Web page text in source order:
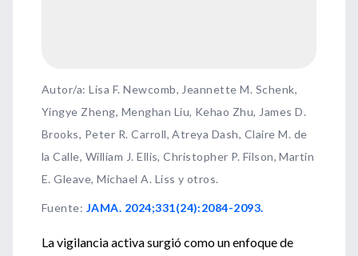
Autor/a: Lisa F. Newcomb, Jeannette M. Schenk,
Yingye Zheng, Menghan Liu, Kehao Zhu, James D.
Brooks, Peter R. Carroll, Atreya Dash, Claire M. de
la Calle, William J. Ellis, Christopher P. Filson, Martin
E. Gleave, Michael A. Liss y otros.
Fuente: JAMA. 2024;331(24):2084-2093.
La vigilancia activa surgió como un enfoque de